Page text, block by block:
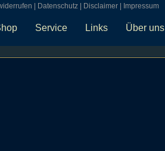
Datenschutz| Disclaimer| Impressum
Service Links Über uns